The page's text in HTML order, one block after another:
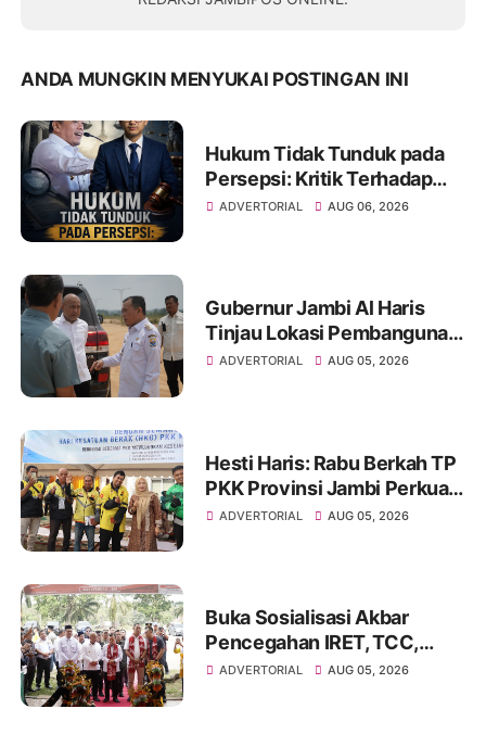
ANDA MUNGKIN MENYUKAI POSTINGAN INI
Hukum Tidak Tunduk pada
Persepsi: Kritik Terhadap
Monopoli Kebenaran oleh
ADVERTORIAL AUG 06, 2026
Gubernur Jambi Al Haris
Tinjau Lokasi Pembangunan
Sekolah Rakyat dan Lokasi
ADVERTORIAL AUG 05, 2026
Hesti Haris: Rabu Berkah TP
PKK Provinsi Jambi Perkuat
Literasi Keuangan dan
ADVERTORIAL AUG 05, 2026
Buka Sosialisasi Akbar
Pencegahan IRET, TCC,
Perundungan, dan Bahaya
ADVERTORIAL AUG 05, 2026